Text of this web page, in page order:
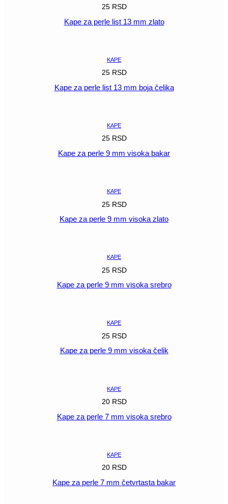
25 RSD
Kape za perle list 13 mm zlato
KAPE
25 RSD
Kape za perle list 13 mm boja čelika
KAPE
25 RSD
Kape za perle 9 mm visoka bakar
KAPE
25 RSD
Kape za perle 9 mm visoka zlato
KAPE
25 RSD
Kape za perle 9 mm visoka srebro
KAPE
25 RSD
Kape za perle 9 mm visoka čelik
KAPE
20 RSD
Kape za perle 7 mm visoka srebro
KAPE
20 RSD
Kape za perle 7 mm četvrtasta bakar